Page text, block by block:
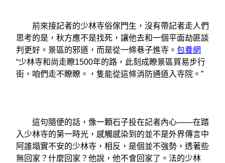
前來接記者的少林寺俗傢門生，沒有帶記者走人們
思考的是，秋方應不是找死，讓他去和一個平面劫匪談
判更好。景區的邪道，而是從一條巷子進寺。 包養網
“少林寺和尚走瞭1500年的路，此刻成瞭景區貿易步行
街，咱們走不瞭瞭。，隻能從這條消防通道入寺院。”
這句隨便的話，像一顆石子投在記者內心——在踏
入少林寺的第一時光，感觸感染到的並不是外界傳言中
阿誰塌實不安的少林寺，相反，是個並不強勢，透著些
無回家？什麼回家？他說，他不會回家了。法的少林